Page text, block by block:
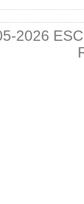
2026